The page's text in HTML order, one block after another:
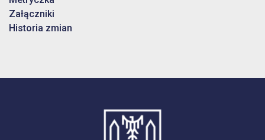
Załączniki
Historia zmian